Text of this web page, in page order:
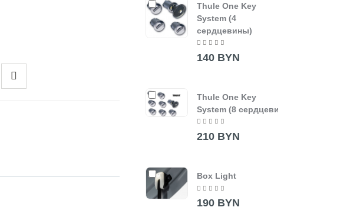
Thule One Key
System (4
сердцевины)
140 BYN
Thule One Key
System (8 сердцевин)
210 BYN
Box Light
190 BYN